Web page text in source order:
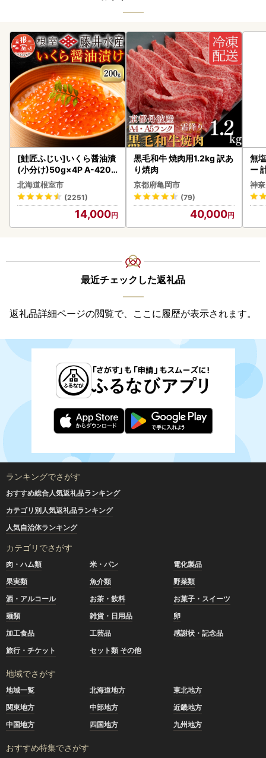
[鮭匠ふじい]いくら醤油漬
(小分け)50g×4P A-4209
5
北海道根室市
(2251)
14,000
黒毛和牛 焼肉用1.2kg 訳あ
り焼肉
京都府亀岡市
(79)
40,000
無
ー
】
神
最近チェックした返礼品
返礼品詳細ページの閲覧で、ここに履歴が表示されます。
ランキングでさがす
おすすめ総合人気返礼品ランキング
カテゴリ別人気返礼品ランキング
人気自治体ランキング
カテゴリでさがす
肉・ハム類 米・パン
電化製品
果実類
魚介類
野菜類
酒・アルコール
お茶・飲料
お菓子・スイーツ
麺類
雑貨・日用品
卵
加工食品
工芸品
感謝状・記念品
旅行・チケット
セット類 その他
地域でさがす
地域一覧 北海道地方
東北地方
関東地方
中部地方
近畿地方
中国地方
四国地方 九州地方
おすすめ特集でさがす